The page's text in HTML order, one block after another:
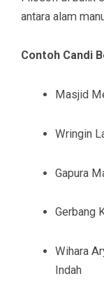
antara alam
Contoh Candi
Masjid
Wringin
Gapura
Gerbang
Wihara
Indah